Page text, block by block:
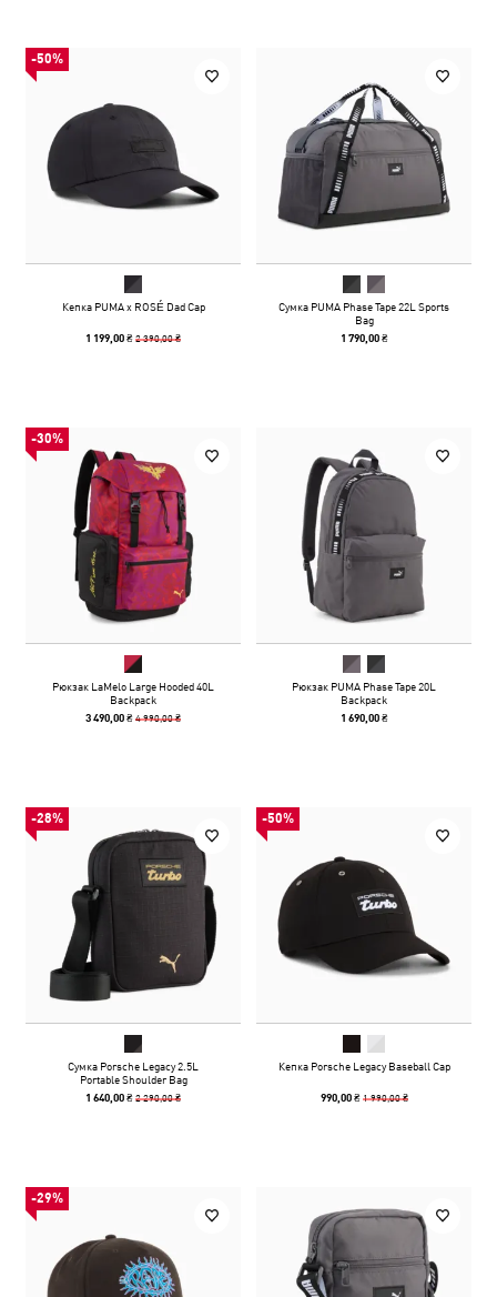
-50%
Кепка PUMA x ROSÉ Dad Cap
1 199,00 ₴2 390,00 ₴
Сумка PUMA Phase Tape 22L Sports
Bag
1 790,00 ₴
-30%
Рюкзак LaMelo Large Hooded 40L
Backpack
3 490,00 ₴4 990,00 ₴
Рюкзак PUMA Phase Tape 20L
Backpack
1 690,00 ₴
-28%
Сумка Porsche Legacy 2.5L
Portable Shoulder Bag
1 640,00 ₴2 290,00 ₴
-50%
Кепка Porsche Legacy Baseball Cap
990,00 ₴ 1 990,00 ₴
-29%